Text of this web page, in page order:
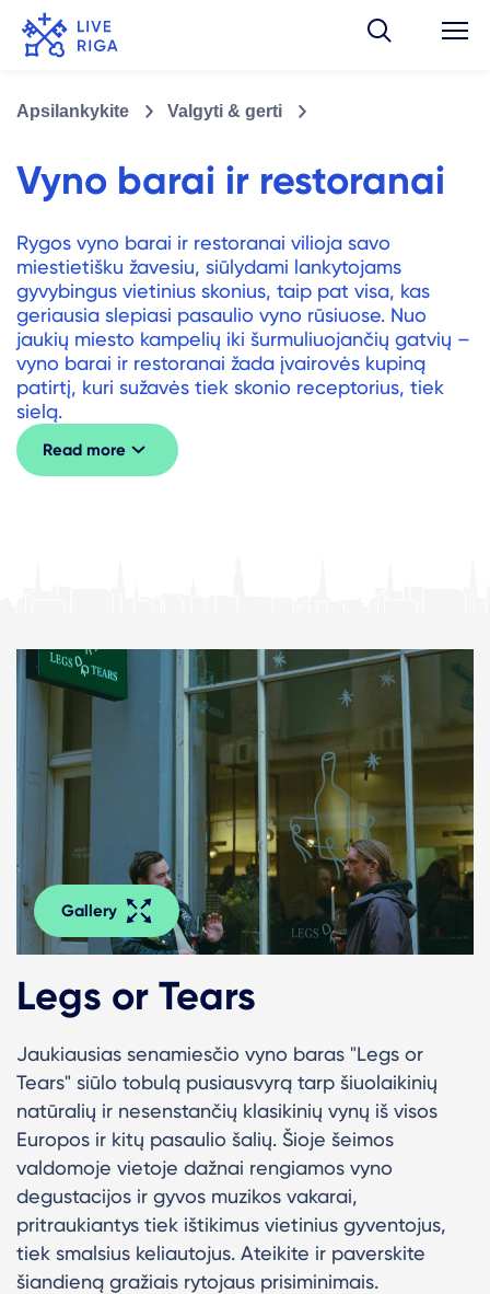
Apsilankykite Valgyti & gerti
Vyno barai ir restoranai
Rygos vyno barai ir restoranai vilioja savo
miestietišku žavesiu, siūlydami lankytojams
gyvybingus vietinius skonius, taip pat visa, kas
geriausia slepiasi pasaulio vyno rūsiuose. Nuo
jaukių miesto kampelių iki šurmuliuojančių gatvių –
vyno barai ir restoranai žada įvairovės kupiną
patirtį, kuri sužavės tiek skonio receptorius, tiek
sielą.
Read more
Gallery
Legs or Tears
Jaukiausias senamiesčio vyno baras "Legs or
Tears" siūlo tobulą pusiausvyrą tarp šiuolaikinių
natūralių ir nesenstančių klasikinių vynų iš visos
Europos ir kitų pasaulio šalių. Šioje šeimos
valdomoje vietoje dažnai rengiamos vyno
degustacijos ir gyvos muzikos vakarai,
pritraukiantys tiek ištikimus vietinius gyventojus,
tiek smalsius keliautojus. Ateikite ir paverskite
šiandieną gražiais rytojaus prisiminimais.